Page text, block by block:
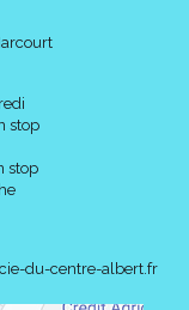
stop
stop
du-centre-albert.fr